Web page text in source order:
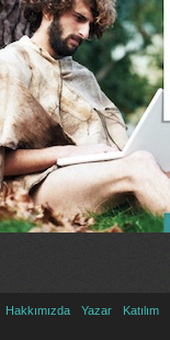
Hakkımızda Yazar Katılım